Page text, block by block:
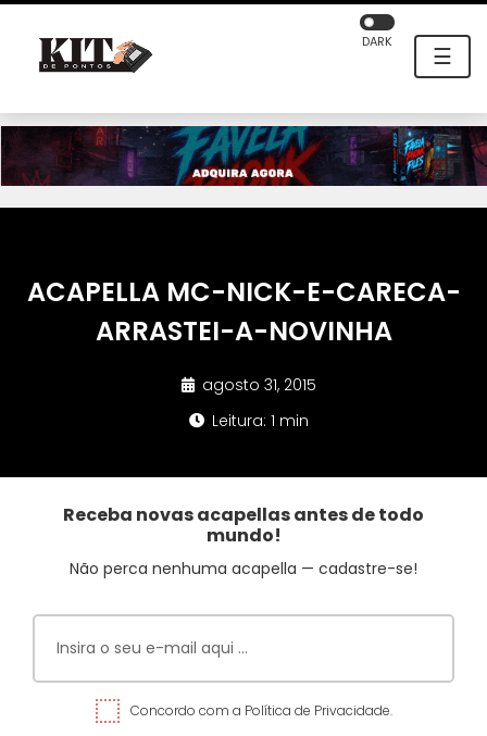
☰
DARK
ACAPELLA MC-NICK-E-CARECA-
ARRASTEI-A-NOVINHA
agosto 31, 2015
Leitura: 1 min
Receba novas acapellas antes de todo
mundo!
Não perca nenhuma acapella — cadastre-se!
Concordo com a Política de Privacidade.